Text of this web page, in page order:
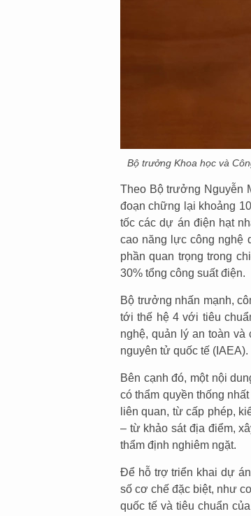
Bộ trưởng Khoa học và
Theo Bộ trưởng Nguyễn
đoạn chững lại khoảng
tốc các dự án điện hạt
cao năng lực công nghệ
phần quan trọng trong
30% tổng công suất điện.
Bộ trưởng nhấn mạnh,
tới thế hệ 4 với tiêu
nghệ, quản lý an toàn
nguyên tử quốc tế (IAEA).
Bên cạnh đó, một nội
có thẩm quyền thống
liên quan, từ cấp phép,
– từ khảo sát địa điểm,
thẩm định nghiêm ngặt.
Để hỗ trợ triển khai dự
số cơ chế đặc biệt, như
quốc tế và tiêu chuẩn